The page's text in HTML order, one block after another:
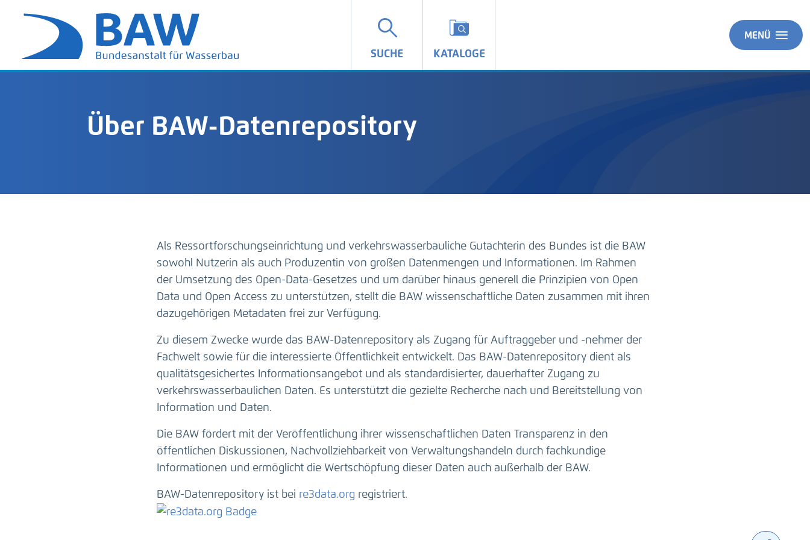
SUCHE KATALOGE
MENÜ
Über BAW-Datenrepository
Als Ressortforschungseinrichtung und verkehrswasserbauliche Gutachterin des Bundes ist die BAW
sowohl Nutzerin als auch Produzentin von großen Datenmengen und Informationen. Im Rahmen
der Umsetzung des Open-Data-Gesetzes und um darüber hinaus generell die Prinzipien von Open
Data und Open Access zu unterstützen, stellt die BAW wissenschaftliche Daten zusammen mit ihren
dazugehörigen Metadaten frei zur Verfügung.
Zu diesem Zwecke wurde das BAW-Datenrepository als Zugang für Auftraggeber und -nehmer der
Fachwelt sowie für die interessierte Öffentlichkeit entwickelt. Das BAW-Datenrepository dient als
qualitätsgesichertes Informationsangebot und als standardisierter, dauerhafter Zugang zu
verkehrswasserbaulichen Daten. Es unterstützt die gezielte Recherche nach und Bereitstellung von
Information und Daten.
Die BAW fördert mit der Veröffentlichung ihrer wissenschaftlichen Daten Transparenz in den
öffentlichen Diskussionen, Nachvollziehbarkeit von Verwaltungshandeln durch fachkundige
Informationen und ermöglicht die Wertschöpfung dieser Daten auch außerhalb der BAW.
BAW-Datenrepository ist bei re3data.org registriert.